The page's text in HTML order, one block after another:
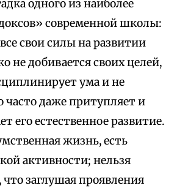
одного из наиболее
современной школы:
свои силы на развитии
не добивается своих целей,
ума и не
часто даже притупляет и
его естественное развитие.
жизнь, есть
активности; нельзя
заглушая проявления